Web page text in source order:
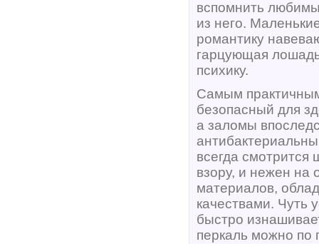
вспомнить
из него.
романтику
гарцующая
психику.
Самым
безопасный для
а заломы
всегда смотрится
взору, и нежен на
материалов,
качествами. Чуть
быстро
перкаль можно по